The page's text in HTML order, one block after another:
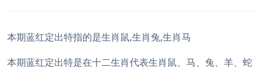
本期蓝红定出特指的是生肖鼠,生肖兔,生肖马
本期蓝红定出特是在十二生肖代表生肖鼠、马、兔、羊、蛇